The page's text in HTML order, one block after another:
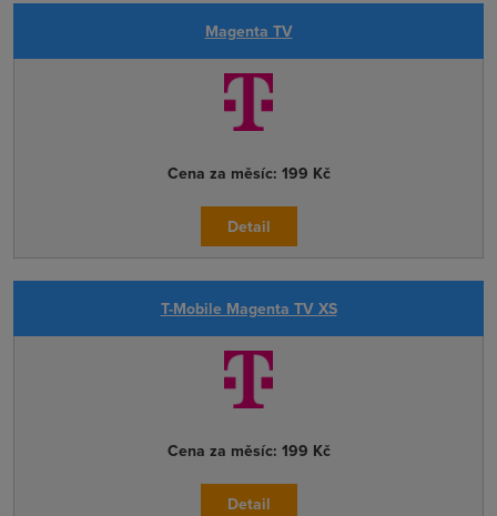
Magenta TV
Cena za měsíc: 199 Kč
Detail
T-Mobile Magenta TV XS
Cena za měsíc: 199 Kč
Detail